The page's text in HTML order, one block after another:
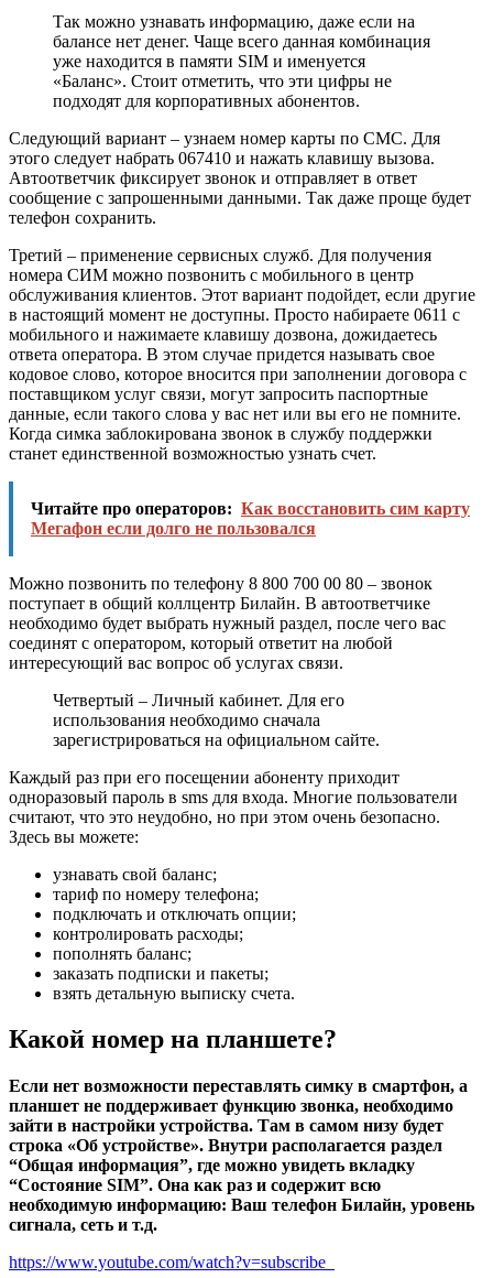
Так можно узнавать информацию, даже если на
балансе нет денег. Чаще всего данная комбинация
уже находится в памяти SIM и именуется
«Баланс». Стоит отметить, что эти цифры не
подходят для корпоративных абонентов.
Следующий вариант – узнаем номер карты по СМС. Для
этого следует набрать 067410 и нажать клавишу вызова.
Автоответчик фиксирует звонок и отправляет в ответ
сообщение с запрошенными данными. Так даже проще будет
телефон сохранить.
Третий – применение сервисных служб. Для получения
номера СИМ можно позвонить с мобильного в центр
обслуживания клиентов. Этот вариант подойдет, если другие
в настоящий момент не доступны. Просто набираете 0611 с
мобильного и нажимаете клавишу дозвона, дожидаетесь
ответа оператора. В этом случае придется называть свое
кодовое слово, которое вносится при заполнении договора с
поставщиком услуг связи, могут запросить паспортные
данные, если такого слова у вас нет или вы его не помните.
Когда симка заблокирована звонок в службу поддержки
станет единственной возможностью узнать счет.
Читайте про операторов: Как восстановить сим карту
Мегафон если долго не пользовался
Можно позвонить по телефону 8 800 700 00 80 – звонок
поступает в общий коллцентр Билайн. В автоответчике
необходимо будет выбрать нужный раздел, после чего вас
соединят с оператором, который ответит на любой
интересующий вас вопрос об услугах связи.
Четвертый – Личный кабинет. Для его
использования необходимо сначала
зарегистрироваться на официальном сайте.
Каждый раз при его посещении абоненту приходит
одноразовый пароль в sms для входа. Многие пользователи
считают, что это неудобно, но при этом очень безопасно.
Здесь вы можете:
узнавать свой баланс;
тариф по номеру телефона;
подключать и отключать опции;
контролировать расходы;
пополнять баланс;
заказать подписки и пакеты;
взять детальную выписку счета.
Какой номер на планшете?
Если нет возможности переставлять симку в смартфон, а
планшет не поддерживает функцию звонка, необходимо
зайти в настройки устройства. Там в самом низу будет
строка «Об устройстве». Внутри располагается раздел
“Общая информация”, где можно увидеть вкладку
“Состояние SIM”. Она как раз и содержит всю
необходимую информацию: Ваш телефон Билайн, уровень
сигнала, сеть и т.д.
https://www.youtube.com/watch?v=subscribe_